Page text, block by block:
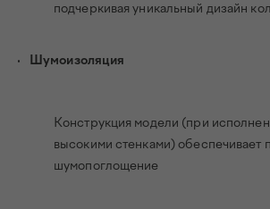
подчеркивая уникальный дизайн
Шумоизоляция
Конструкция модели (при
высокими стенками) обеспечивает
шумопоглощение